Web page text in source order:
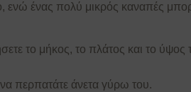
ενώ ένας πολύ μικρός καναπές
το μήκος, το πλάτος και το
περπατάτε άνετα γύρω του.